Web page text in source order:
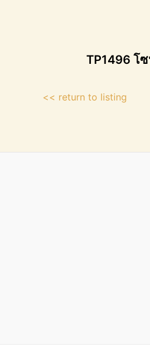
TP1496 โ
<< return to listing